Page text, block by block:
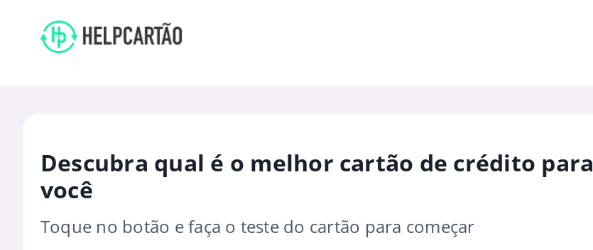
Descubra qual é o melhor cartão de crédito para
você
Toque no botão e faça o teste do cartão para começar